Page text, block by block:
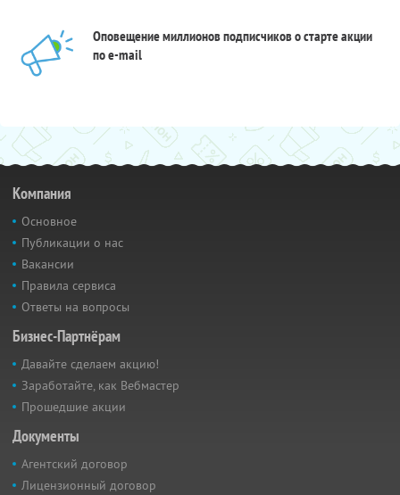
Оповещение миллионов подписчиков о старте акции
по e-mail
Компания
Основное
Публикации о нас
Вакансии
Правила сервиса
Ответы на вопросы
Бизнес-Партнёрам
Давайте сделаем акцию!
Заработайте, как Вебмастер
Прошедшие акции
Документы
Агентский договор
Лицензионный договор